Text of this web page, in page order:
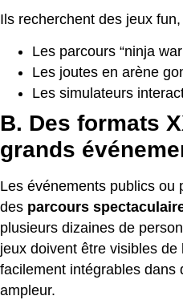
Ils recherchent des jeux
Les parcours “ninja
Les joutes en arène
Les simulateurs
B. Des formats
grands
Les événements publics ou
des parcours
plusieurs dizaines de
jeux doivent être visibles
facilement intégrables dans
ampleur.